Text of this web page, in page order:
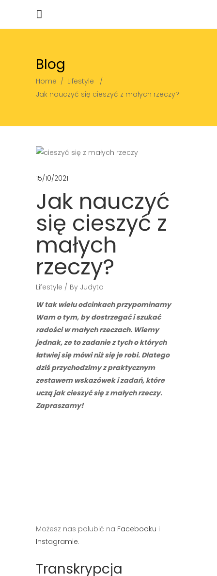
Blog
Home / Lifestyle
/
Jak nauczyć się cieszyć z małych rzeczy?
15/10/2021
Jak nauczyć
się cieszyć z
małych
rzeczy?
Lifestyle By Judyta
W tak wielu odcinkach przypominamy
Wam o tym, by dostrzegać i szukać
radości w małych rzeczach. Wiemy
jednak, ze to zadanie z tych o których
łatwiej się mówi niż się je robi. Dlatego
dziś przychodzimy z praktycznym
zestawem wskazówek i zadań, które
uczą jak cieszyć się z małych rzeczy.
Zapraszamy!
Możesz nas polubić na Facebooku i
Instagramie.
Transkrypcja